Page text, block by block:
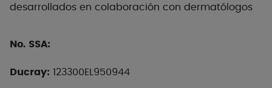
desarrollados en colaboración con dermatólogos
No. SSA:
Ducray: 123300EL950944